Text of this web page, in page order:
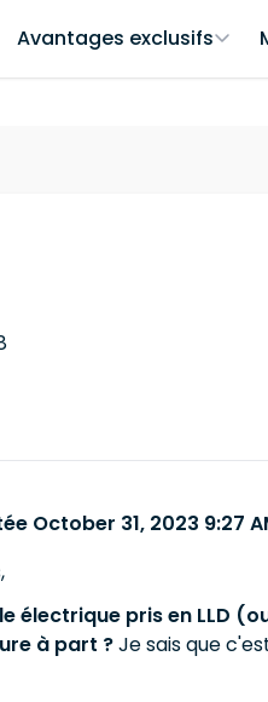
Avantages exclusifs
October 31, 2023 9:27
électrique pris en LLD
à part ?Je sais que